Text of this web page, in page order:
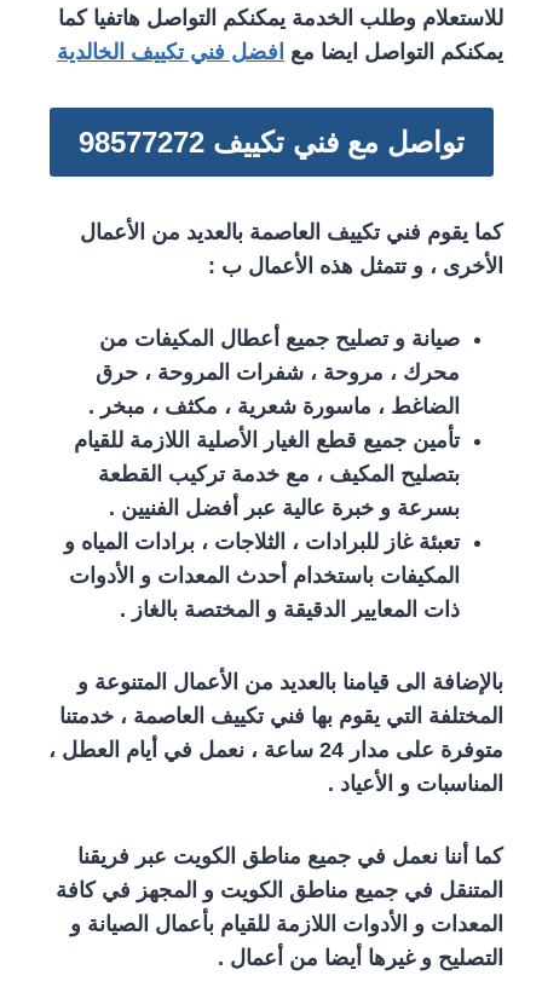
للاستعلام وطلب الخدمة يمكنكم التواصل هاتفيا كما
يمكنكم التواصل ايضا مع افضل فني تكييف الخالدية
تواصل مع فني تكييف 98577272
كما يقوم فني تكييف العاصمة بالعديد من الأعمال
الأخرى ، و تتمثل هذه الأعمال ب :
صيانة و تصليح جميع أعطال المكيفات من
محرك ، مروحة ، شفرات المروحة ، حرق
الضاغط ، ماسورة شعرية ، مكثف ، مبخر .
تأمين جميع قطع الغيار الأصلية اللازمة للقيام
بتصليح المكيف ، مع خدمة تركيب القطعة
بسرعة و خبرة عالية عبر أفضل الفنيين .
تعبئة غاز للبرادات ، الثلاجات ، برادات المياه و
المكيفات باستخدام أحدث المعدات و الأدوات
ذات المعايير الدقيقة و المختصة بالغاز .
بالإضافة الى قيامنا بالعديد من الأعمال المتنوعة و
المختلفة التي يقوم بها فني تكييف العاصمة ، خدمتنا
متوفرة على مدار 24 ساعة ، نعمل في أيام العطل ،
المناسبات و الأعياد .
كما أننا نعمل في جميع مناطق الكويت عبر فريقنا
المتنقل في جميع مناطق الكويت و المجهز في كافة
المعدات و الأدوات اللازمة للقيام بأعمال الصيانة و
التصليح و غيرها أيضا من أعمال .